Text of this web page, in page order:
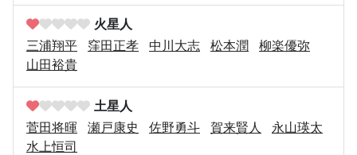
火星人
三浦翔平
窪田正孝 中川大志 松本潤
柳楽優弥
山田裕貴
土星人
菅田将暉
瀬戸康史 佐野勇斗 賀来賢人
永山瑛太
水上恒司